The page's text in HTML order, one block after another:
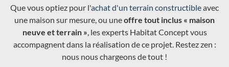
Que vous optiez pour l'achat d'un terrain constructibleavec
une maison sur mesure, ou uneoffre tout inclus « maison
neuve et terrain », les experts Habitat Concept vous
accompagnent dans la réalisation de ce projet. Restez zen :
nous nous chargeons de tout !